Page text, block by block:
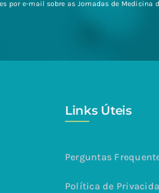
por e-mail sobre as Jornadas de Medicina
Links Úteis
Perguntas
Política de